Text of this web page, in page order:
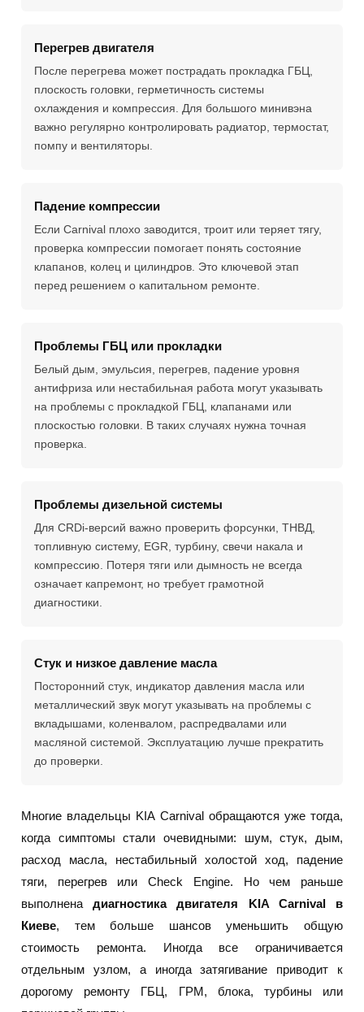
Перегрев двигателя
После перегрева может пострадать прокладка ГБЦ,
плоскость головки, герметичность системы
охлаждения и компрессия. Для большого минивэна
важно регулярно контролировать радиатор, термостат,
помпу и вентиляторы.
Падение компрессии
Если Carnival плохо заводится, троит или теряет тягу,
проверка компрессии помогает понять состояние
клапанов, колец и цилиндров. Это ключевой этап
перед решением о капитальном ремонте.
Проблемы ГБЦ или прокладки
Белый дым, эмульсия, перегрев, падение уровня
антифриза или нестабильная работа могут указывать
на проблемы с прокладкой ГБЦ, клапанами или
плоскостью головки. В таких случаях нужна точная
проверка.
Проблемы дизельной системы
Для CRDi-версий важно проверить форсунки, ТНВД,
топливную систему, EGR, турбину, свечи накала и
компрессию. Потеря тяги или дымность не всегда
означает капремонт, но требует грамотной
диагностики.
Стук и низкое давление масла
Посторонний стук, индикатор давления масла или
металлический звук могут указывать на проблемы с
вкладышами, коленвалом, распредвалами или
масляной системой. Эксплуатацию лучше прекратить
до проверки.
Многие владельцы KIA Carnival обращаются уже тогда,
когда симптомы стали очевидными: шум, стук, дым,
расход масла, нестабильный холостой ход, падение
тяги, перегрев или Check Engine. Но чем раньше
выполненадиагностика двигателя KIA Carnival в
Киеве, тем больше шансов уменьшить общую
стоимость ремонта. Иногда все ограничивается
отдельным узлом, а иногда затягивание приводит к
дорогому ремонту ГБЦ, ГРМ, блока, турбины или